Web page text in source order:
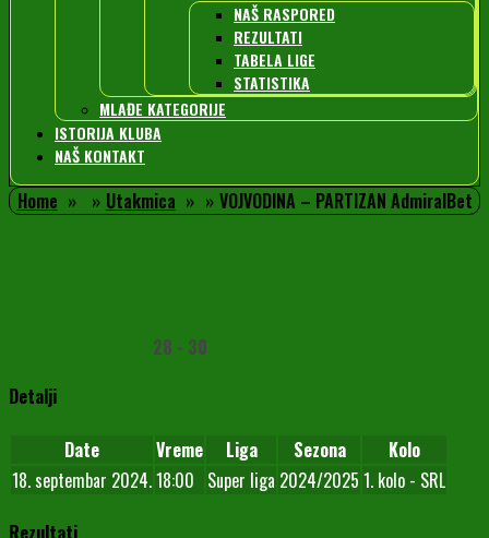
NAŠ RASPORED
REZULTATI
TABELA LIGE
STATISTIKA
MLAĐE KATEGORIJE
ISTORIJA KLUBA
NAŠ KONTAKT
Home Utakmica VOJVODINA – PARTIZAN AdmiralBet
28 - 30
Detalji
Date Vreme Liga Sezona
Kolo
18. septembar 2024.18:00 Super liga 2024/2025 1. kolo - SRL
Rezultati